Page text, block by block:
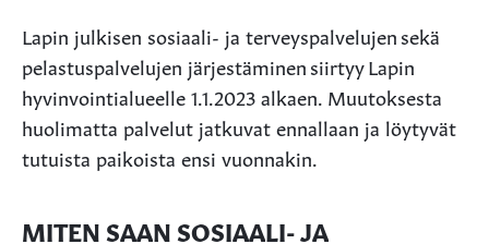
Lapin julkisen sosiaali- ja terveyspalvelujen sekä
pelastuspalvelujen järjestäminen siirtyy Lapin
hyvinvointialueelle 1.1.2023 alkaen. Muutoksesta
huolimatta palvelut jatkuvat ennallaan ja löytyvät
tutuista paikoista ensi vuonnakin.
MITEN SAAN SOSIAALI- JA